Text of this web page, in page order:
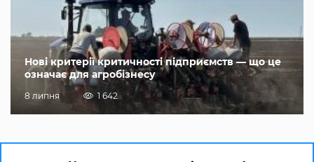
Нові критерії критичності підприємств — що це
означає для агробізнесу
8 липня 1 642